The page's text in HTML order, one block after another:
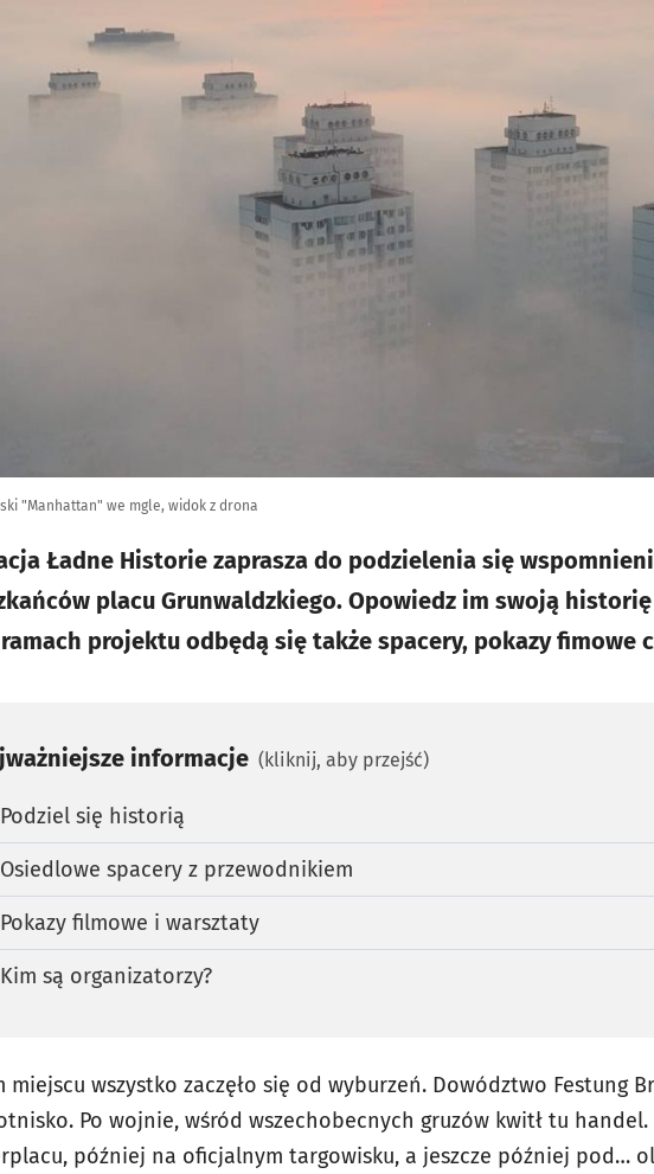
"Manhattan" we mgle, widok z drona
Ładne Historie zaprasza do podzielenia się
placu Grunwaldzkiego. Opowiedz im swoją
projektu odbędą się także spacery, pokazy fimowe
informacje (kliknij, aby przejść)
Podziel się historią
Osiedlowe spacery z przewodnikiem
Pokazy filmowe i warsztaty
Kim są organizatorzy?
miejscu wszystko zaczęło się od wyburzeń. Dowództwo Festung
Po wojnie, wśród wszechobecnych gruzów kwitł tu handel.
później na oficjalnym targowisku, a jeszcze później pod…